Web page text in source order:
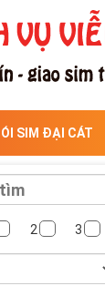
SIM ĐẠI CÁT
2 3